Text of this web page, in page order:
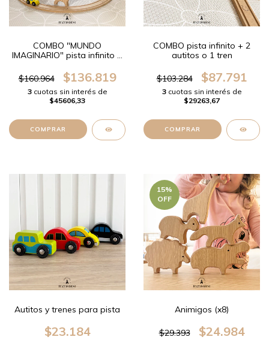
COMBO "MUNDO
IMAGINARIO" pista infinito +
autitos
$160.964 $136.819
3cuotas sin interés de
$45606,33
COMBO pista infinito + 2
autitos o 1 tren
$103.284 $87.791
3cuotas sin interés de
$29263,67
COMPRAR
Autitos y trenes para pista
$23.184
15%
OFF
Animigos (x8)
$29.393 $24.984